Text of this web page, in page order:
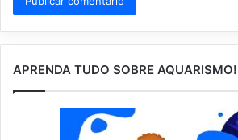
APRENDA TUDO SOBRE AQUARISMO!